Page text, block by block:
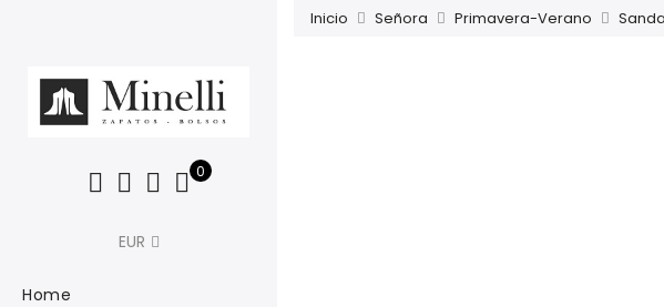
0
EUR
Home
Inicio Señora Primavera-Verano